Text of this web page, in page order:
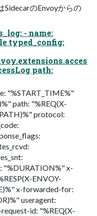
SidecarのEnvoyからの
- name:
typed_config:
path:
"%START_TIME%"
path: "%REQ(X-
protocol:
"%DURATION%" x-
ENVOY-
x-forwarded-for:
useragent:
id: "%REQ(X-